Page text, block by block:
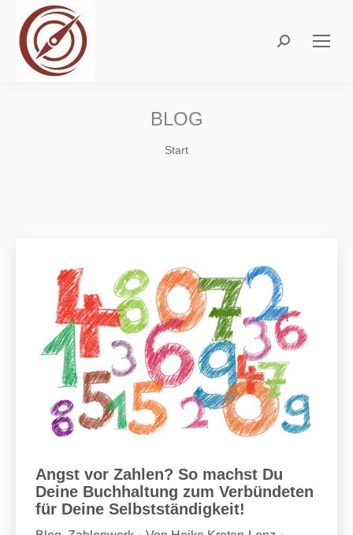
Search:
BLOG
Sie befinden sich hier:
Start
Angst vor Zahlen? So machst Du
Deine Buchhaltung zum Verbündeten
für Deine Selbstständigkeit!